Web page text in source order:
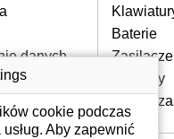
danych
Baterie
Zasilacze
Zawiasy
Złącza
cookie podczas
Aby zapewnić